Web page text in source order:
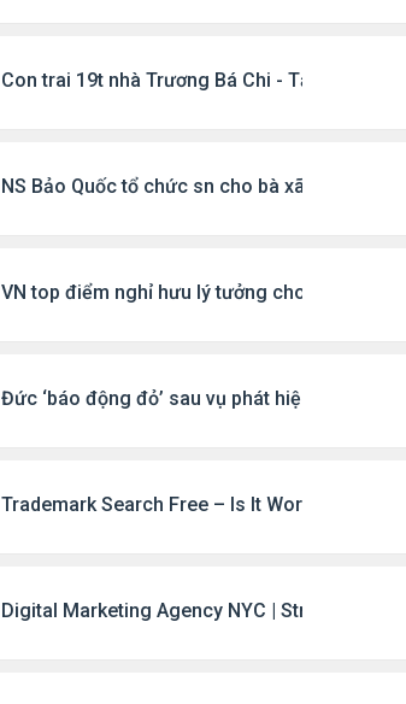
Con trai 19t nhà Trương Bá Chi - Tạ Đình Phong
NS Bảo Quốc tổ chức sn cho bà xã
VN top điểm nghỉ hưu lý tưởng cho người Mỹ
Đức ‘báo động đỏ’ sau vụ phát hiện UAV
Trademark Search Free – Is It Worth Doing
Digital Marketing Agency NYC | Strategic